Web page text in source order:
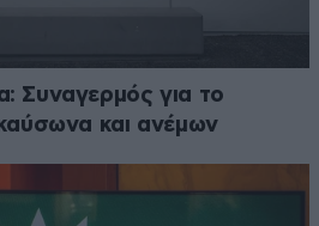
Συναγερμός για το
καύσωνα και ανέμων